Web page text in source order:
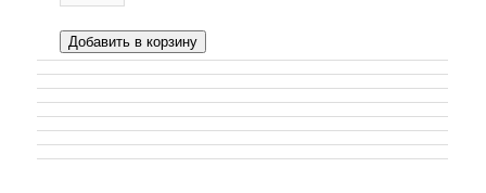
Добавить в корзину